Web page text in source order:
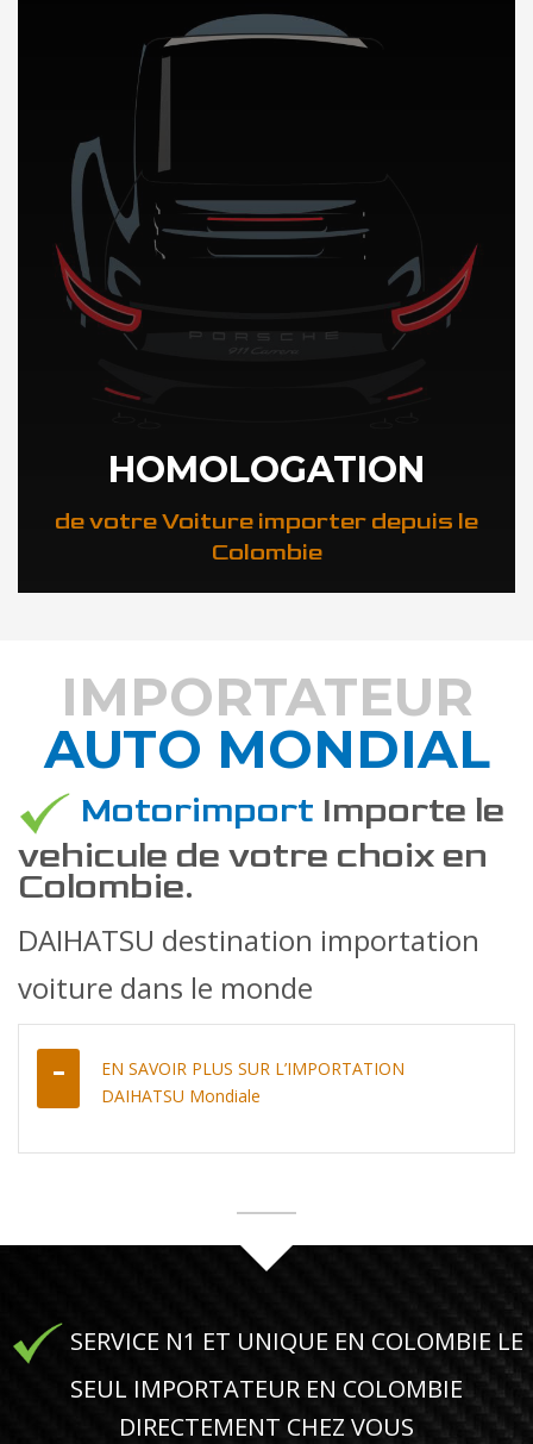
DÉCOUVREZ NOTRE IMPORTATION AUTO en Colombie
HOMOLOGATION
de votre Voiture importer depuis le
Colombie
DÉCOUVREZ COMMENT
IMPORTATEUR
AUTO MONDIAL
Motorimport Importe le
vehicule de votre choix en
Colombie.
DAIHATSU destination importation
voiture dans le monde
EN SAVOIR PLUS SUR L’IMPORTATION
DAIHATSU Mondiale
SERVICE N1 ET UNIQUE EN COLOMBIE LE
SEUL IMPORTATEUR EN COLOMBIE
DIRECTEMENT CHEZ VOUS